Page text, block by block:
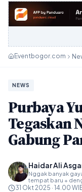
Eventbogor.com
NEWS
Purbaya
Tegaskan
Gabung
Haidar Ali
Nggak banyak
tempat baru +
31 Okt 2025 · 14.00